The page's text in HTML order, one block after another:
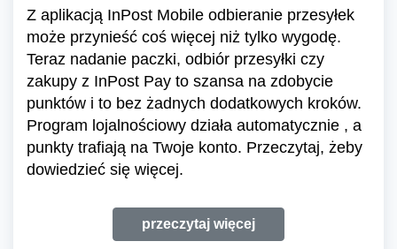
Z aplikacją InPost Mobile odbieranie przesyłek
może przynieść coś więcej niż tylko wygodę.
Teraz nadanie paczki, odbiór przesyłki czy
zakupy z InPost Pay to szansa na zdobycie
punktów i to bez żadnych dodatkowych kroków.
Program lojalnościowy działa automatycznie , a
punkty trafiają na Twoje konto. Przeczytaj, żeby
dowiedzieć się więcej.
przeczytaj więcej